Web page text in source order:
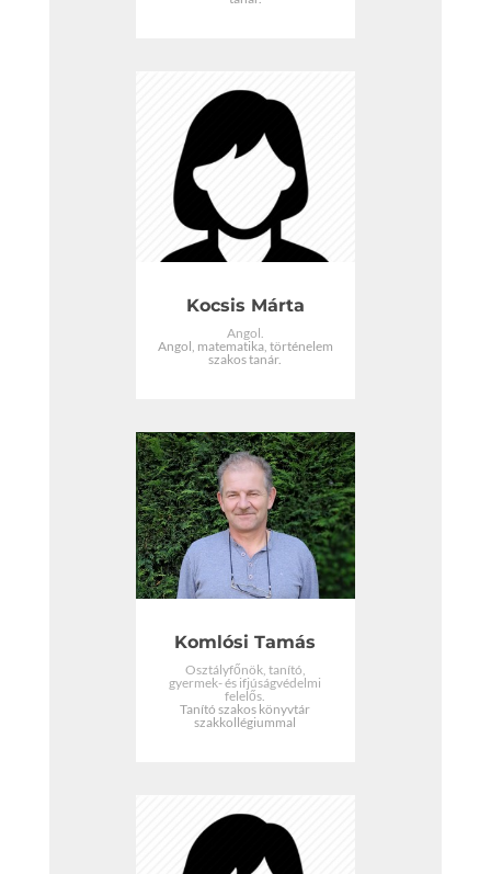
Kocsis Márta
Angol.
Angol, matematika, történelem
szakos tanár.
Komlósi Tamás
Osztályfőnök, tanító,
gyermek- és ifjúságvédelmi
felelős.
Tanító szakos könyvtár
szakkollégiummal